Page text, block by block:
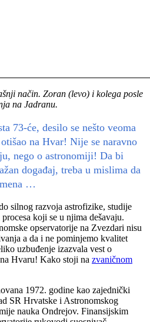
način. Zoran (levo) i kolega posle
na Jadranu.
73-će, desilo se nešto veoma
na Hvar! Nije se naravno
nego o astronomiji! Da bi
događaj, treba u mislima da
…
silnog razvoja astrofizike, studije
koji se u njima dešavaju.
opservatorije na Zvezdari nisu
a da i ne pominjemo kvalitet
uzbuđenje izazvala vest o
Hvaru! Kako stoji na zvaničnom
1972. godine kao zajednički
SR Hrvatske i Astronomskog
nauka Ondrejov. Finansijskim